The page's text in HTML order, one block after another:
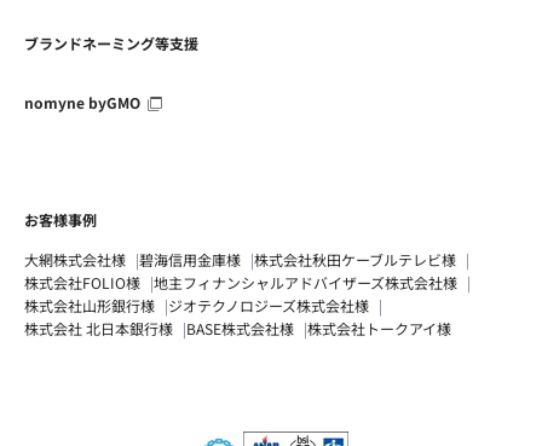
ブランドネーミング等支援
nomyne byGMO
お客様事例
大網株式会社様
碧海信用金庫様
株式会社秋田ケーブルテレビ様
株式会社FOLIO様
地主フィナンシャルアドバイザーズ株式会社様
株式会社山形銀行様
ジオテクノロジーズ株式会社様
株式会社 北日本銀行様
BASE株式会社様 株式会社トークアイ様